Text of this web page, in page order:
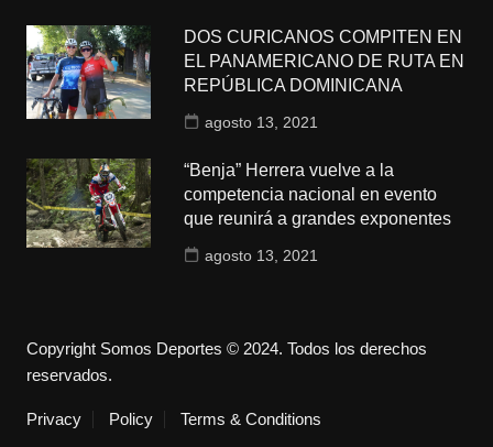
DOS CURICANOS COMPITEN EN
EL PANAMERICANO DE RUTA EN
REPÚBLICA DOMINICANA
agosto 13, 2021
“Benja” Herrera vuelve a la
competencia nacional en evento
que reunirá a grandes exponentes
agosto 13, 2021
Copyright Somos Deportes © 2024. Todos los derechos
reservados.
Privacy Policy Terms & Conditions